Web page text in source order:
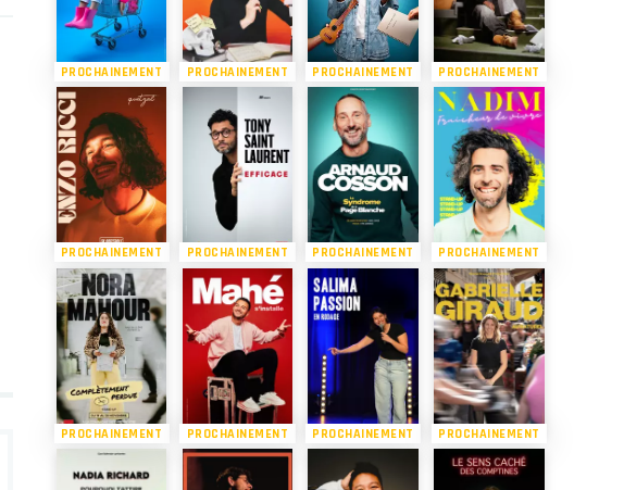
PROCHAINEMENT PROCHAINEMENT PROCHAINEMENT PROCHAINEMENT
PROCHAINEMENT PROCHAINEMENT PROCHAINEMENT PROCHAINEMENT
PROCHAINEMENT PROCHAINEMENT PROCHAINEMENT PROCHAINEMENT